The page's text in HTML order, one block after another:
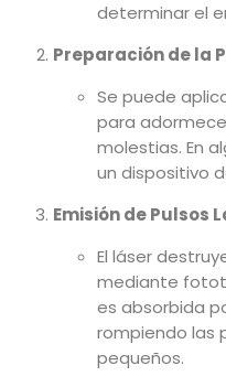
determinar el
Preparación de la
Se puede
para
molestias. En
un dispositivo
Emisión de Pulsos
El láser
mediante
es absorbida
rompiendo las
pequeños.